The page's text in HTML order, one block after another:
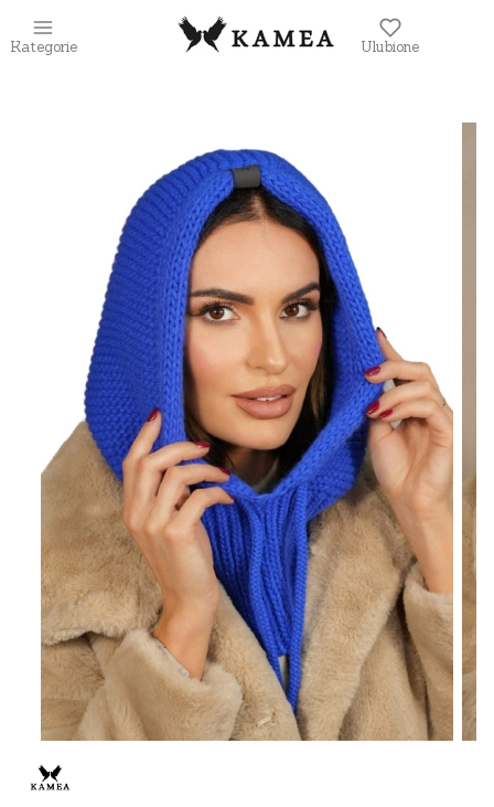
Kategorie Ulubione